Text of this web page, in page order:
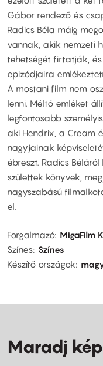
Gábor rendező és
Radics Béla máig
vannak, akik nemzeti
tehetségét firtatják,
epizódjaira
A mostani film nem
lenni. Méltó emléket
legfontosabb
aki Hendrix, a Cream
nagyjainak
ébreszt. Radics
születtek könyvek,
nagyszabású
el.
Forgalmazó MigaFilm
Színes Színes
Készítő országok
Maradj